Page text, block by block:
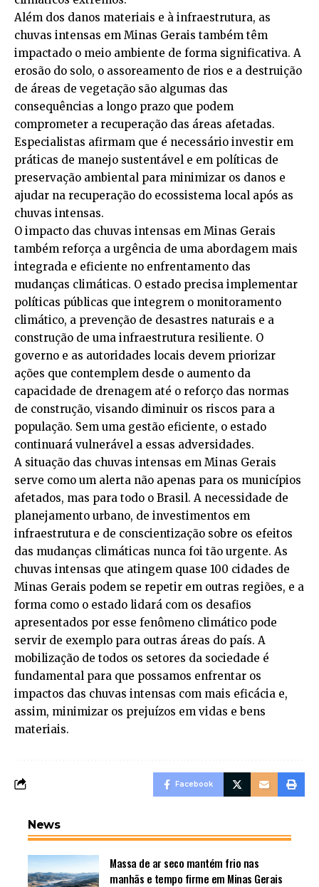
Além dos danos materiais e à infraestrutura, as
chuvas intensas em Minas Gerais também têm
impactado o meio ambiente de forma significativa. A
erosão do solo, o assoreamento de rios e a destruição
de áreas de vegetação são algumas das
consequências a longo prazo que podem
comprometer a recuperação das áreas afetadas.
Especialistas afirmam que é necessário investir em
práticas de manejo sustentável e em políticas de
preservação ambiental para minimizar os danos e
ajudar na recuperação do ecossistema local após as
chuvas intensas.
O impacto das chuvas intensas em Minas Gerais
também reforça a urgência de uma abordagem mais
integrada e eficiente no enfrentamento das
mudanças climáticas. O estado precisa implementar
políticas públicas que integrem o monitoramento
climático, a prevenção de desastres naturais e a
construção de uma infraestrutura resiliente. O
governo e as autoridades locais devem priorizar
ações que contemplem desde o aumento da
capacidade de drenagem até o reforço das normas
de construção, visando diminuir os riscos para a
população. Sem uma gestão eficiente, o estado
continuará vulnerável a essas adversidades.
A situação das chuvas intensas em Minas Gerais
serve como um alerta não apenas para os municípios
afetados, mas para todo o Brasil. A necessidade de
planejamento urbano, de investimentos em
infraestrutura e de conscientização sobre os efeitos
das mudanças climáticas nunca foi tão urgente. As
chuvas intensas que atingem quase 100 cidades de
Minas Gerais podem se repetir em outras regiões, e a
forma como o estado lidará com os desafios
apresentados por esse fenômeno climático pode
servir de exemplo para outras áreas do país. A
mobilização de todos os setores da sociedade é
fundamental para que possamos enfrentar os
impactos das chuvas intensas com mais eficácia e,
assim, minimizar os prejuízos em vidas e bens
materiais.
Facebook
News
Massa de ar seco mantém frio nas
manhãs e tempo firme em Minas Gerais